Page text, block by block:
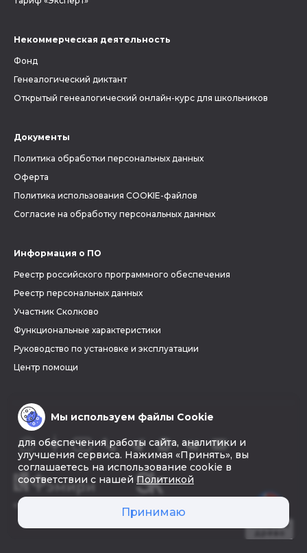
Некоммерческая деятельность
Фонд
Генеалогический диктант
Открытый генеалогический онлайн-курс для школьников
Документы
Политика обработки персональных данных
Оферта
Политика использования COOKIE-файлов
Согласие на обработку персональных данных
Информация о ПО
Реестр российского программного обеспечения
Реестр персональных данных
Участник Сколково
Функциональные характеристики
Руководство по установке и эксплуатации
Центр помощи
© 2026 «Фэмири»
Мы используем файлы Cookie
для обеспечения работы сайта, аналитики и
улучшения сервиса. Нажимая «Принять», вы
соглашаетесь на использование cookie в
соответствии с нашей Политикой
Принимаю
Создать